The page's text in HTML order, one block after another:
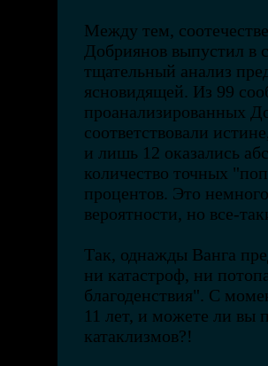
Между тем,
Добриянов выпустил в
тщательный анализ
ясновидящей. Из 99
проанализированных
соответствовали
и лишь 12 оказались
количество точных
процентов. Это
вероятности, но все-
Так, однажды Ванга
ни катастроф, ни
благоденствия". С
11 лет, и можете ли вы
катаклизмов?!